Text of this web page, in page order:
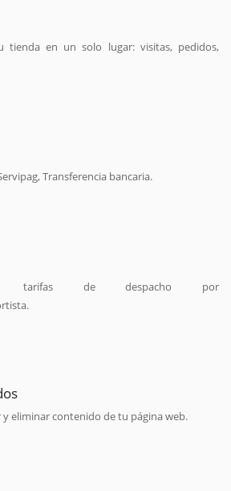
tienda en un solo lugar: visitas, pedidos,
Transferencia bancaria.
tarifas de despacho por
eliminar contenido de tu página web.